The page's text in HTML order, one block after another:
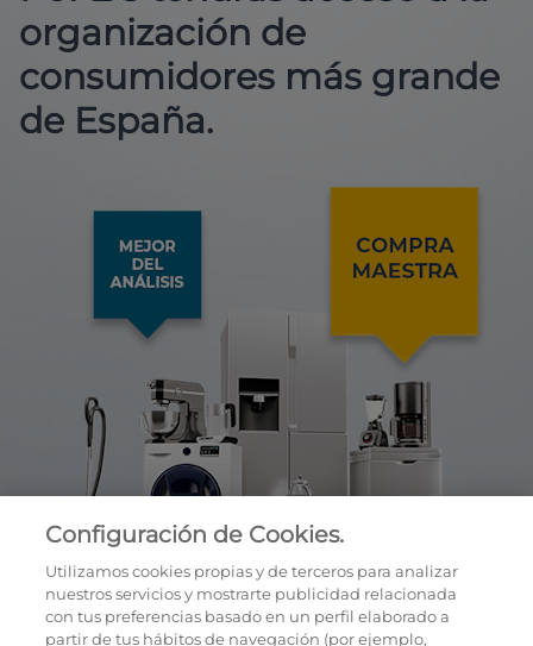
organización de
consumidores más grande
de España.
Configuración de Cookies.
Utilizamos cookies propias y de terceros para analizar
nuestros servicios y mostrarte publicidad relacionada
con tus preferencias basado en un perfil elaborado a
partir de tus hábitos de navegación (por ejemplo,